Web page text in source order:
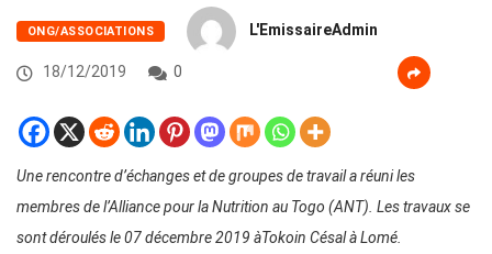
ONG/ASSOCIATIONS L'EmissaireAdmin
18/12/2019 0
Une rencontre d’échanges et de groupes de travail a réuni les
membres de l’Alliance pour la Nutrition au Togo (ANT). Les travaux se
sont déroulés le 07 décembre 2019 àTokoin Césal à Lomé.